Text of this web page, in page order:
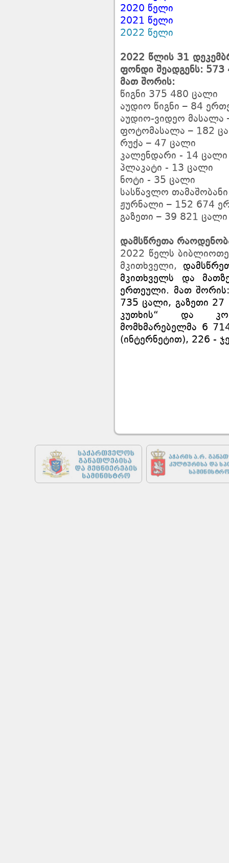
2020 წელი
2021 წელი
2022 წელი
2022 წლის 31
ფონდი შეადგენს:
მათ შორის:
წიგნი 375 480 ცალი
აუდიო წიგნი – 84
აუდიო-ვიდეო მასალა
ფოტომასალა – 182
რუქა – 47 ცალი
კალენდარი - 14 ცალი
პლაკატი - 13 ცალი
ნოტი - 35 ცალი
სასწავლო
ჟურნალი – 152 674
გაზეთი – 39 821
დამსწრეთა
2022 წელს
მკითხველი,
მკითხველს და
ერთეული. მათ
735 ცალი, გაზეთი
კუთხის“ და
მომხმარებელმა 6
(ინტერნეტით), 226 -